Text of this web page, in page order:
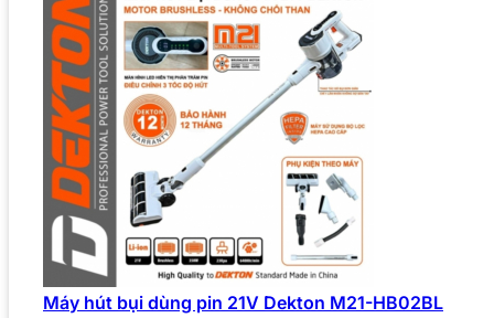
Máy hút bụi dùng pin 21V Dekton M21-HB02BL